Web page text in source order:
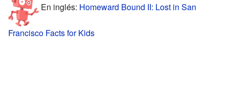
En inglés: Homeward Bound II: Lost in San
Francisco Facts for Kids